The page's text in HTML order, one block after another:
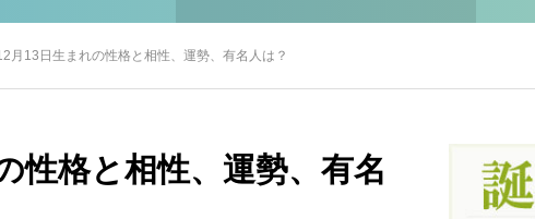
月13日生まれの性格と相性、運勢、有名人は？
性格と相性、運勢、有名